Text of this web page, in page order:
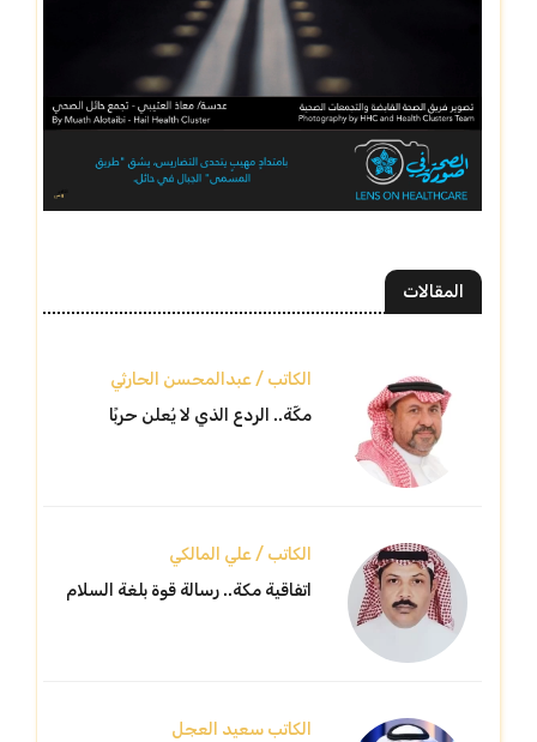
المقالات
الكاتب / عبدالمحسن الحارثي
مكّة.. الردع الذي لا يُعلن حربًا
الكاتب / علي المالكي
اتفاقية مكة.. رسالة قوة بلغة السلام
الكاتب سعيد العجل